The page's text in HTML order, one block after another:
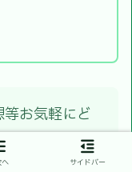
お気軽にど
サイドバー